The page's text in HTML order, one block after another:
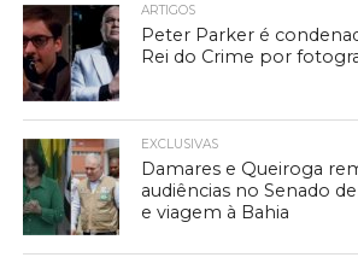
ARTIGOS
Peter Parker é
Rei do Crime por
EXCLUSIVAS
Damares e Queiroga
audiências no Senado
e viagem à Bahia